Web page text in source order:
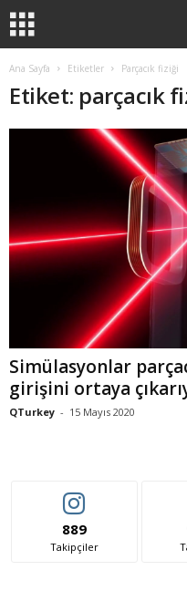
Ana Sayfa Etiketler Parçacık fiziği
Etiket: parçacık
Simülasyonlar
girişini ortaya
QTurkey - 15 Mayıs 2020
889
Takipçiler